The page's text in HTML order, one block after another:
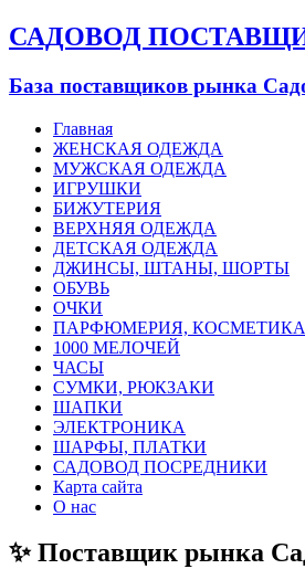
САДОВОД
База поставщиков рынка
Главная
ЖЕНСКАЯ ОДЕЖДА
МУЖСКАЯ ОДЕЖДА
ИГРУШКИ
БИЖУТЕРИЯ
ВЕРХНЯЯ ОДЕЖДА
ДЕТСКАЯ ОДЕЖДА
ДЖИНСЫ, ШТАНЫ, ШОРТЫ
ОБУВЬ
ОЧКИ
ПАРФЮМЕРИЯ, КОСМЕТИКА
1000 МЕЛОЧЕЙ
ЧАСЫ
СУМКИ, РЮКЗАКИ
ШАПКИ
ЭЛЕКТРОНИКА
ШАРФЫ, ПЛАТКИ
САДОВОД ПОСРЕДНИКИ
Карта сайта
О нас
✨ Поставщик рынка